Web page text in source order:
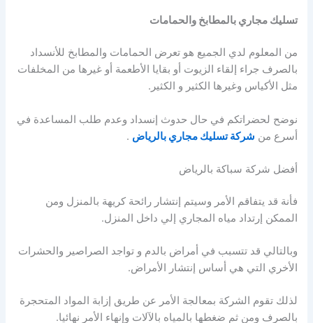
تسليك مجاري بالمطابخ والحمامات
من المعلوم لدي الجميع هو تعرض الحمامات والمطابخ للأنسداد
بالصرف جراء إلقاء الزيوت أو بقايا الأطعمة أو غيرها من المخلفات
مثل الأكياس وغيرها الكثير و الكثير.
نوضح لحضراتكم في حال حدوث إنسداد وعدم طلب المساعدة في
أسرع من شركة تسليك مجاري بالرياض .
أفضل شركة سباكة بالرياض
فأنة قد يتفاقم الأمر وسيتم إنتشار رائحة كريهة بالمنزل ومن
الممكن إرتداد مياه المجاري إلي داخل المنزل.
وبالتالي قد تتسبب في أمراض بالدم و تواجد الصراصير والحشرات
الأخري التي هي أساس إنتشار الأمراض.
لذلك تقوم الشركة بمعالجة الأمر عن طريق إزابة المواد المتحجرة
بالصرف ومن ثم ضغطها بالمياه بالآلات وإنهاء الأمر نهائيا.